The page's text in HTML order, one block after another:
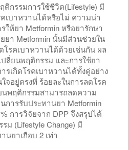
ติกรรมการใช้ชีวิต(Lifestyle) มี
เบาหวานได้หรือไม่ ความน่า
ให้ยา Metformin หรือยารักษา
ยา Metformin นั้นมีส่วนช่วยใน
โรคเบาหวานได้ด้วยเช่นกัน ผล
ลี่ยนพฤติกรรม และการใช้ยา
รเกิดโรคเบาหวานได้ทั้งคู่อย่าง
อยู่ตรงที่ ร้อยละในการลดโรค
นพฤติกรรมสามารถลดความ
การรับประทานยา Metformin
การวิจัยจาก DPP จึงสรุปได้
ม (Lifestyle Change) มี
นยาเกือบ 2 เท่า